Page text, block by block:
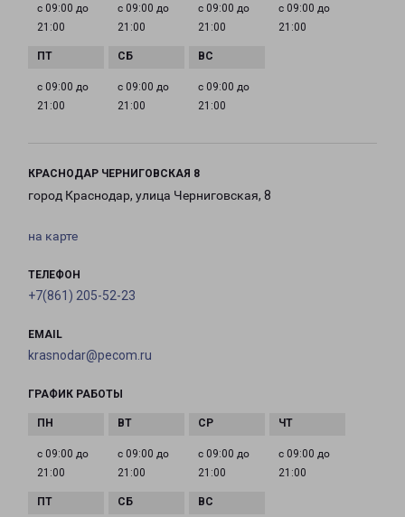
с 09:00 до
21:00
с 09:00 до
21:00
с 09:00 до
21:00
с 09:00 до
21:00
с 09:00 до
21:00
с 09:00 до
21:00
с 09:00 до
21:00
КРАСНОДАР ЧЕРНИГОВСКАЯ 8
город Краснодар, улица Черниговская, 8
на карте
ТЕЛЕФОН
+7(861) 205-52-23
EMAIL
krasnodar@pecom.ru
ГРАФИК РАБОТЫ
с 09:00 до
21:00
с 09:00 до
21:00
с 09:00 до
21:00
с 09:00 до
21:00